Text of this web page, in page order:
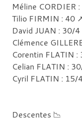
Méline CORDIER
Tilio FIRMIN : 40
David JUAN : 30/
Clémence
Corentin FLATIN
Celian FLATIN :
Cyril FLATIN :
Descentes 📉